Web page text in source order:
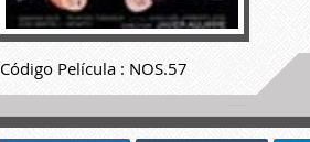
Código Película : NOS.57